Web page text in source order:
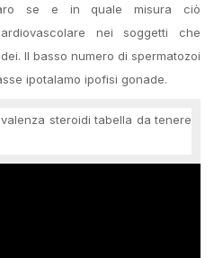
se e in quale misura ciò
nei soggetti che
Il basso numero di spermatozoi
ipotalamo ipofisi gonade.